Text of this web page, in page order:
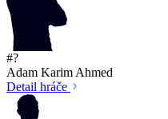
#?
Adam Karim Ahmed
Detail hráče